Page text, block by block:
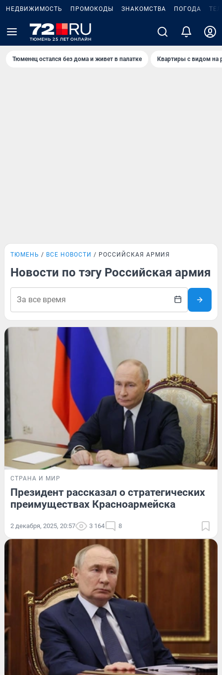
НЕДВИЖИМОСТЬ ПРОМОКОДЫ ЗНАКОМСТВА ПОГОДА
Тюменец остался без дома и живет в палатке Квартиры с видом на
ТЮМЕНЬ ВСЕ НОВОСТИ РОССИЙСКАЯ АРМИЯ
Новости по тэгу Российская армия
СТРАНА И МИР
Президент рассказал о стратегических
преимуществах Красноармейска
2 декабря, 2025, 20:57 3 164 8